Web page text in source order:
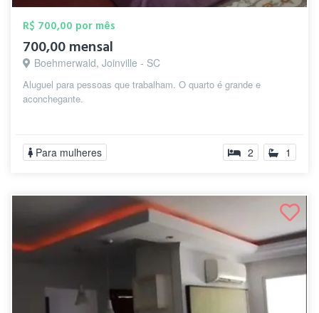
R$ 700,00 por mês
700,00 mensal
Boehmerwald, Joinville - SC
Aluguel para pessoas que trabalham. O quarto é grande e
aconchegante.
Para mulheres 2 1